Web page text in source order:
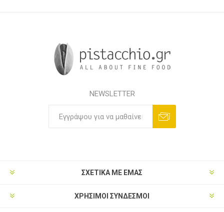
NEWSLETTER
ΣΧΕΤΙΚΑ ΜΕ ΕΜΑΣ
ΧΡΗΣΙΜΟΙ ΣΥΝΔΕΣΜΟΙ